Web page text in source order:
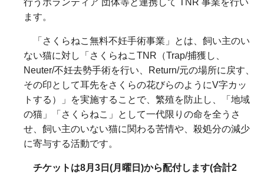
行うボランティア 団体等と連携して TNR 事業を行い
ます。
「さくらねこ無料不妊手術事業」とは、飼い主のい
ない猫に対し「さくらねこTNR（Trap/捕獲し、
Neuter/不妊去勢手術を行い、Return/元の場所に戻す、
その印として耳先をさくらの花びらのようにV字カッ
トする）」を実施することで、繁殖を防止し、「地域
の猫」「さくらねこ」として一代限りの命を全うさ
せ、飼い主のいない猫に関わる苦情や、殺処分の減少
に寄与する活動です。
チケットは8月3日(月 曜日)から配付します(合計2